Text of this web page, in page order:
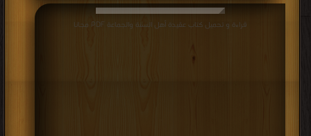
قراءة و تحميل كتاب عقيدة أهل السنة والجماعة PDF مجانا